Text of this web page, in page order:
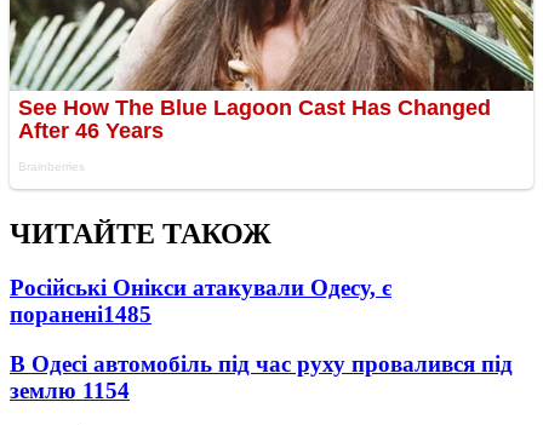
ЧИТАЙТЕ ТАКОЖ
Російські Онікси атакували Одесу, є
поранені1485
В Одесі автомобіль під час руху провалився під
землю 1154